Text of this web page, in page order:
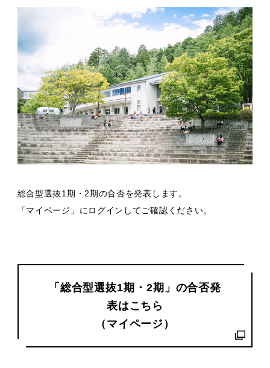
総合型選抜1期・2期の合否を発表します。
「マイページ」にログインしてご確認ください。
「総合型選抜1期・2期」の合否発
表はこちら
（マイページ）